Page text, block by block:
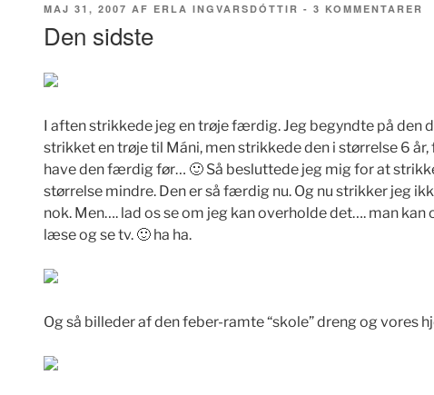
UDGIVET
MAJ 31, 2007 AF ERLA INGVARSDÓTTIR - 3 KOMMENTARER
Den sidste
I aften strikkede jeg en trøje færdig. Jeg begyndte på den
strikket en trøje til Máni, men strikkede den i størrelse 6
have den færdig før… 🙂 Så besluttede jeg mig for at
størrelse mindre. Den er så færdig nu. Og nu strikker jeg
nok. Men…. lad os se om jeg kan overholde det…. man
læse og se tv. 🙂 ha ha.
Og så billeder af den feber-ramte “skole” dreng og vores